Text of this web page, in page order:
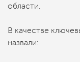
области.
В качестве
назвали: